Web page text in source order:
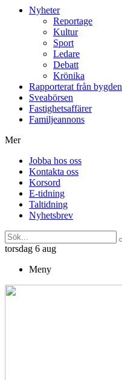
Nyheter
Reportage
Kultur
Sport
Ledare
Debatt
Krönika
Rapporterat från bygden
Sveabörsen
Fastighetsaffärer
Familjeannons
Mer
Jobba hos oss
Kontakta oss
Korsord
E-tidning
Taltidning
Nyhetsbrev
torsdag 6 aug
Meny